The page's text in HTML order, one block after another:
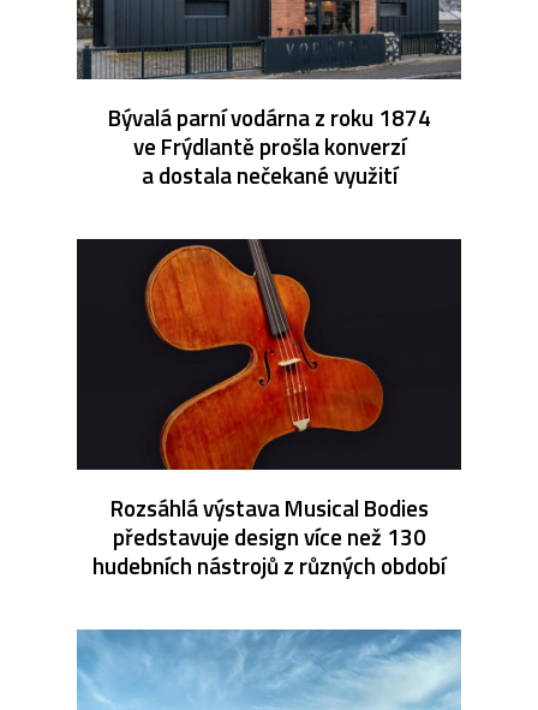
Bývalá parní vodárna z roku 1874
ve Frýdlantě prošla konverzí
a dostala nečekané využití
Rozsáhlá výstava Musical Bodies
představuje design více než 130
hudebních nástrojů z různých období